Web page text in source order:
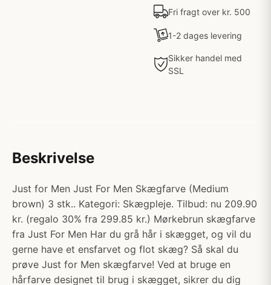
Fri fragt over kr. 500
1-2 dages levering
Sikker handel med
SSL
Beskrivelse
Just for Men Just For Men Skægfarve (Medium
brown) 3 stk.. Kategori: Skægpleje. Tilbud: nu 209.90
kr. (regalo 30% fra 299.85 kr.) Mørkebrun skægfarve
fra Just For Men Har du grå hår i skægget, og vil du
gerne have et ensfarvet og flot skæg? Så skal du
prøve Just for Men skægfarve! Ved at bruge en
hårfarve designet til brug i skægget, sikrer du dig